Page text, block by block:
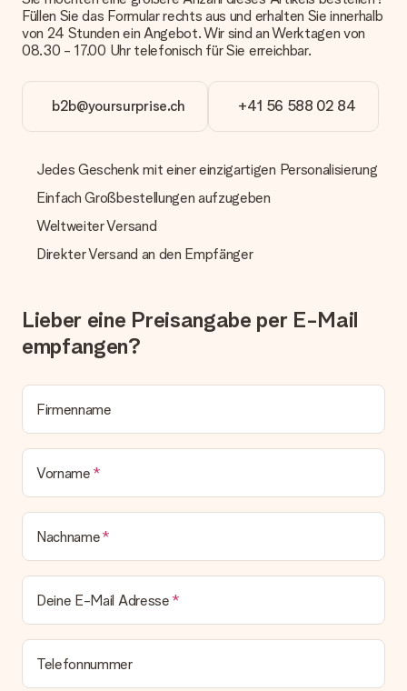
mit normaler Überweisung, Sofortüberweisung, Paypal,
Kreditkarte oder auf Rechnung über Klarna. Bei einer
manuellen Überweisung verlängert sich die Lieferzeit des
Geschenk empfangen
Was, wenn das Geschenk meine Erwartungen nicht
Sollte das Geschenk wider Erwarten deine Erwartungen nicht
erfüllen, bitten wir dich, unseren Kundenservice zu
kontaktieren. Dort wird dir umgehend ein passender
Lösungsvorschlag unterbreitet.
Wird die Rechnung mit der Bestellung mitverschickt?
deinem MySurprise Account einsehen. Du kannst das
Geschenk also direkt beim Empfänger liefern lassen und es
bleibt eine echte Überraschung!
Füllen Sie das Formular rechts aus und erhalten Sie innerhalb
von 24 Stunden ein Angebot. Wir sind an Werktagen von
08.30 - 17.00 Uhr telefonisch für Sie erreichbar.
b2b@yoursurprise.ch +41 56 588 02 84
Jedes Geschenk mit einer einzigartigen Personalisierung
Einfach Großbestellungen aufzugeben
Weltweiter Versand
Direkter Versand an den Empfänger
Lieber eine Preisangabe per E-Mail
empfangen?
Firmenname
Vorname
Nachname
Deine E-Mail Adresse
Telefonnummer